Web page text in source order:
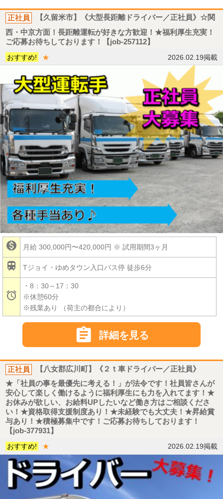
正社員
【久留米市】《大型長距離ドライバー／正社員》☆関
西・中京方面！長距離運転が好きな方歓迎！★福利厚生充実！
ご応募お待ちしております！【job-257112】
おすすめ!
★ 2026.02.19掲載
 月給 300,000円〜420,000円 ※ 試用期間3ヶ月
 Tジョイ・ゆめタウン入口バス停 徒歩6分

・8：30～17：30
※休憩60分
※残業あり （荷主の都合により）
 詳細を見る
正社員
【八女郡広川町】《２ｔ車ドライバー／正社員》
★「社員の事を最優先に考える！」が法令です！社員皆さんが
安心して楽しく働けるように福利厚生にも力を入れてます！★
お休みが欲しい、お給料UPしたいなど働き方はご相談くださ
い！★資格取得支援制度あり！★未経験でも大丈夫！★昇給賞
与あり！★積極募集中です！ご応募お待ちしております！
【job-377931】
おすすめ!
★ 2026.02.19掲載